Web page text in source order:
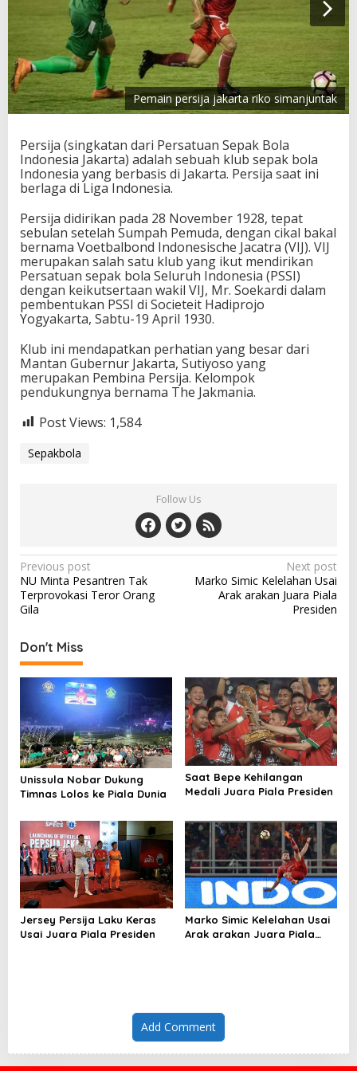
Pemain persija jakarta riko simanjuntak
Persija (singkatan dari Persatuan Sepak Bola
Indonesia Jakarta) adalah sebuah klub sepak bola
Indonesia yang berbasis di Jakarta. Persija saat ini
berlaga di Liga Indonesia.
Persija didirikan pada 28 November 1928, tepat
sebulan setelah Sumpah Pemuda, dengan cikal bakal
bernama Voetbalbond Indonesische Jacatra (VIJ). VIJ
merupakan salah satu klub yang ikut mendirikan
Persatuan sepak bola Seluruh Indonesia (PSSI)
dengan keikutsertaan wakil VIJ, Mr. Soekardi dalam
pembentukan PSSI di Societeit Hadiprojo
Yogyakarta, Sabtu-19 April 1930.
Klub ini mendapatkan perhatian yang besar dari
Mantan Gubernur Jakarta, Sutiyoso yang
merupakan Pembina Persija. Kelompok
pendukungnya bernama The Jakmania.
Post Views: 1,584
Sepakbola
Follow Us
Post
navigation
Previous post
NU Minta Pesantren Tak
Terprovokasi Teror Orang
Gila
Next post
Marko Simic Kelelahan Usai
Arak arakan Juara Piala
Presiden
Don't Miss
Unissula Nobar Dukung
Timnas Lolos ke Piala Dunia
Saat Bepe Kehilangan
Medali Juara Piala Presiden
Jersey Persija Laku Keras
Usai Juara Piala Presiden
Marko Simic Kelelahan Usai
Arak arakan Juara Piala
Add Comment